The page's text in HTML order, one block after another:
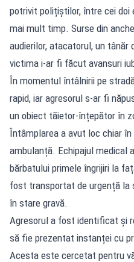
potrivit polițiștilor, între cei
mai mult timp. Surse din
audierilor, atacatorul, un tânăr
victima i-ar fi făcut avansuri
În momentul întâlnirii pe
rapid, iar agresorul s-ar fi
un obiect tăietor-înțepător în
Întâmplarea a avut loc chiar
ambulanță. Echipajul medical
bărbatului primele îngrijiri la
fost transportat de urgență la
în stare gravă.
Agresorul a fost identificat și
să fie prezentat instanței cu
Acesta este cercetat pentru